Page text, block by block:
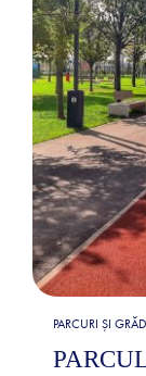
PARCURI ȘI